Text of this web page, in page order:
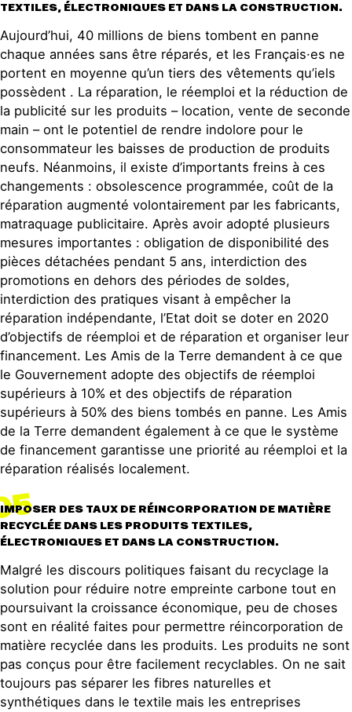
TEXTILES, ÉLECTRONIQUES ET DANS LA CONSTRUCTION.
Aujourd’hui, 40 millions de biens tombent en panne
chaque années sans être réparés, et les Français·es ne
portent en moyenne qu’un tiers des vêtements qu’iels
possèdent . La réparation, le réemploi et la réduction de
la publicité sur les produits – location, vente de seconde
main – ont le potentiel de rendre indolore pour le
consommateur les baisses de production de produits
neufs. Néanmoins, il existe d’importants freins à ces
changements : obsolescence programmée, coût de la
réparation augmenté volontairement par les fabricants,
matraquage publicitaire. Après avoir adopté plusieurs
mesures importantes : obligation de disponibilité des
pièces détachées pendant 5 ans, interdiction des
promotions en dehors des périodes de soldes,
interdiction des pratiques visant à empêcher la
réparation indépendante, l’Etat doit se doter en 2020
d’objectifs de réemploi et de réparation et organiser leur
financement. Les Amis de la Terre demandent à ce que
le Gouvernement adopte des objectifs de réemploi
supérieurs à 10% et des objectifs de réparation
supérieurs à 50% des biens tombés en panne. Les Amis
de la Terre demandent également à ce que le système
de financement garantisse une priorité au réemploi et la
réparation réalisés localement.
IMPOSER DES TAUX DE RÉINCORPORATION DE MATIÈRE
RECYCLÉE DANS LES PRODUITS TEXTILES,
ÉLECTRONIQUES ET DANS LA CONSTRUCTION.
Malgré les discours politiques faisant du recyclage la
solution pour réduire notre empreinte carbone tout en
poursuivant la croissance économique, peu de choses
sont en réalité faites pour permettre réincorporation de
matière recyclée dans les produits. Les produits ne sont
pas conçus pour être facilement recyclables. On ne sait
toujours pas séparer les fibres naturelles et
synthétiques dans le textile mais les entreprises